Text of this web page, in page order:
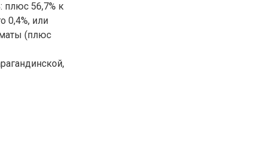
плюс 56,7% к
0,4%, или
(плюс